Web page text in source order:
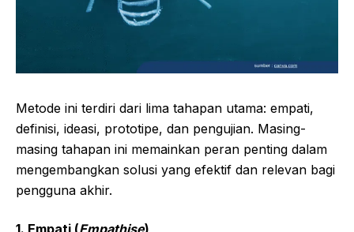
Metode ini terdiri dari lima tahapan utama: empati,
definisi, ideasi, prototipe, dan pengujian. Masing-
masing tahapan ini memainkan peran penting dalam
mengembangkan solusi yang efektif dan relevan bagi
pengguna akhir.